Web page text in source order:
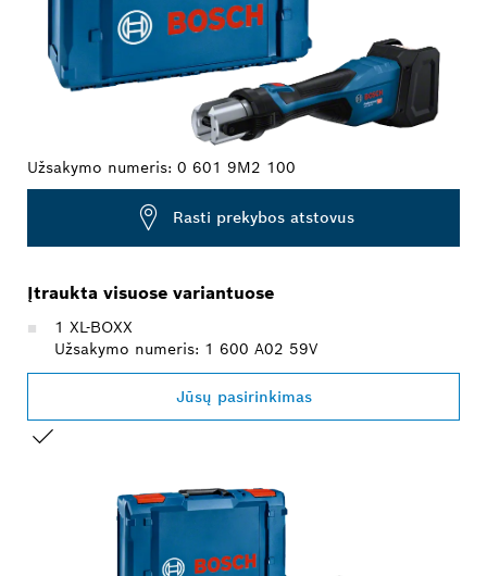
Užsakymo numeris: 0 601 9M2 100
Rasti prekybos atstovus
Įtraukta visuose variantuose
1 XL-BOXX
Užsakymo numeris: 1 600 A02 59V
Jūsų pasirinkimas